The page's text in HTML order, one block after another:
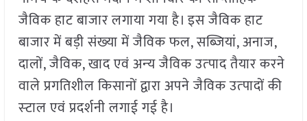
जैविक हाट बाजार लगाया गया है। इस जैविक हाट
बाजार में बड़ी संख्‍या में जैविक फल, सब्जियां, अनाज,
दालों, जैविक, खाद एवं अन्‍य जैविक उत्‍पाद तैयार करने
वाले प्रगतिशील किसानों द्वारा अपने जैविक उत्‍पादों की
स्‍टाल एवं प्रदर्शनी लगाई गई है।